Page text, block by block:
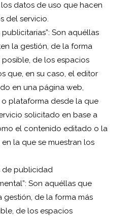
los datos de uso que hacen
del servicio.
publicitarias”: Son aquéllas
la gestión, de la forma
posible, de los espacios
que, en su caso, el editor
en una página web,
plataforma desde la que
solicitado en base a
el contenido editado o la
la que se muestran los
de publicidad
Son aquéllas que
gestión, de la forma más
de los espacios